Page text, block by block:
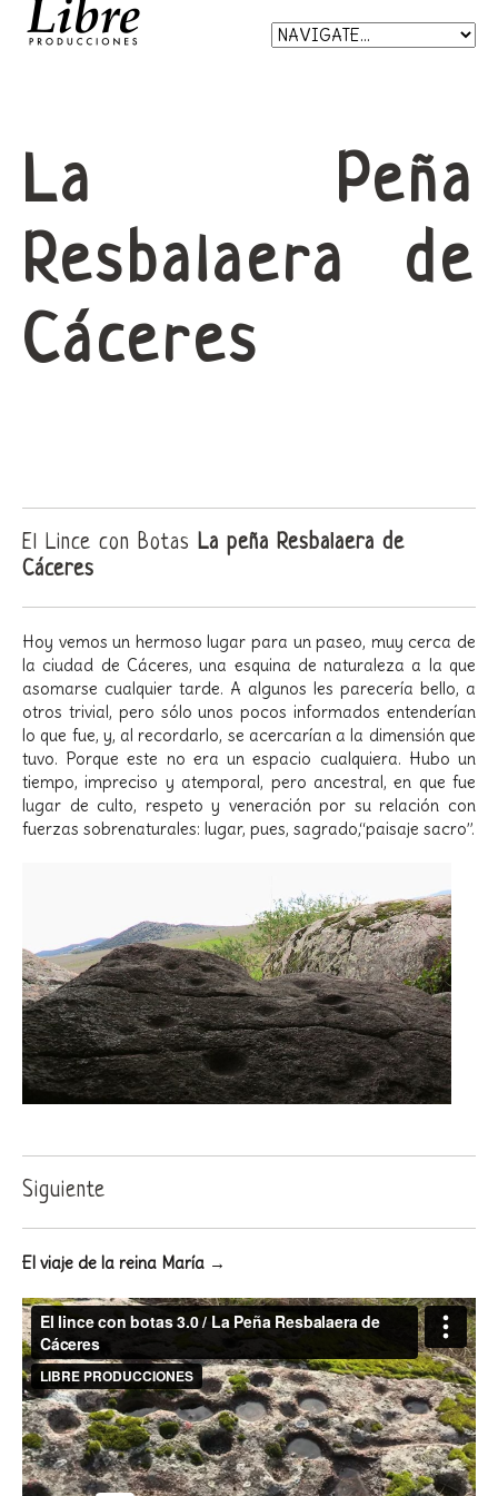
La Peña
Resbalaera de
Cáceres
El Lince con Botas La peña Resbalaera de
Cáceres
Hoy vemos un hermoso lugar para un paseo, muy cerca de
la ciudad de Cáceres, una esquina de naturaleza a la que
asomarse cualquier tarde. A algunos les parecería bello, a
otros trivial, pero sólo unos pocos informados entenderían
lo que fue, y, al recordarlo, se acercarían a la dimensión que
tuvo. Porque este no era un espacio cualquiera. Hubo un
tiempo, impreciso y atemporal, pero ancestral, en que fue
lugar de culto, respeto y veneración por su relación con
fuerzas sobrenaturales: lugar, pues, sagrado,“paisaje sacro”.
Siguiente
El viaje de la reina María →